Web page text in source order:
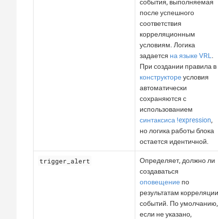
события, выполняемая
после успешного
соответствия
корреляционным
условиям. Логика
задается на языке VRL.
При создании правила в
конструкторе условия
автоматически
сохраняются с
использованием
синтаксиса !expression,
но логика работы блока
остается идентичной.
trigger_alert
Определяет, должно ли
создаваться
оповещение по
результатам корреляции
событий. По умолчанию,
если не указано,